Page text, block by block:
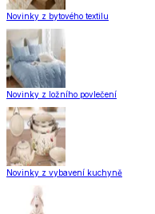
Novinky z bytového textilu
Novinky z ložního povlečení
Novinky z vybavení kuchyně